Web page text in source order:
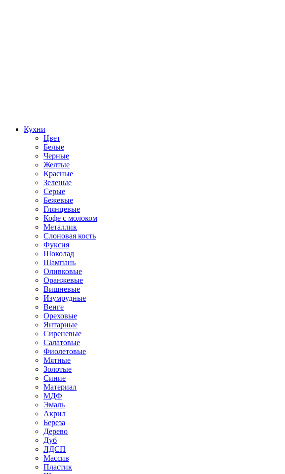
Кухни
Цвет
Белые
Черные
Желтые
Красные
Зеленые
Серые
Бежевые
Глянцевые
Кофе с молоком
Металлик
Слоновая кость
Фуксия
Шоколад
Шампань
Оливковые
Оранжевые
Вишневые
Изумрудные
Венге
Ореховые
Янтарные
Сиреневые
Салатовые
Фиолетовые
Мятные
Золотые
Синие
Материал
МДФ
Эмаль
Акрил
Береза
Дерево
Дуб
ЛДСП
Массив
Пластик